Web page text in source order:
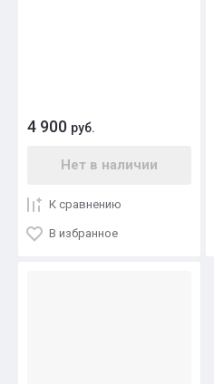
4 900 руб.
Нет в наличии
К сравнению
В избранное